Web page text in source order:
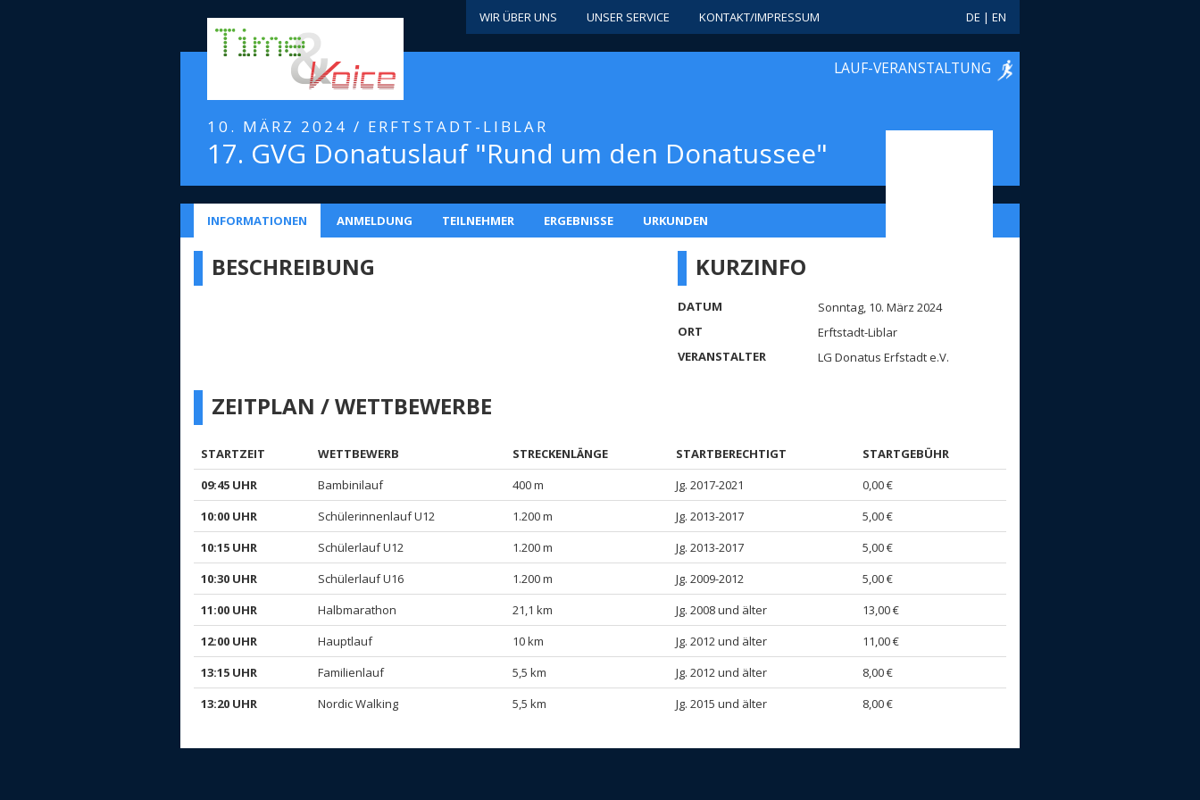
WIR ÜBER UNS UNSER SERVICE KONTAKT/IMPRESSUM DE | EN
LAUF-VERANSTALTUNG
10. MÄRZ 2024 / ERFTSTADT-LIBLAR
17. GVG Donatuslauf "Rund um den Donatussee"
INFORMATIONEN ANMELDUNG TEILNEHMER ERGEBNISSE URKUNDEN
BESCHREIBUNG KURZINFO
DATUM
Sonntag, 10. März 2024
ORT
Erftstadt-Liblar
VERANSTALTER
LG Donatus Erfstadt e.V.
ZEITPLAN / WETTBEWERBE
STARTZEIT WETTBEWERB STRECKENLÄNGE STARTBERECHTIGT
STARTGEBÜHR
09:45 UHR
Bambinilauf 400 m Jg. 2017-2021
0,00 €
10:00 UHR
Schülerinnenlauf U12 1.200 m Jg. 2013-2017
5,00 €
10:15 UHR
Schülerlauf U12 1.200 m Jg. 2013-2017
5,00 €
10:30 UHR
Schülerlauf U16 1.200 m Jg. 2009-2012
5,00 €
11:00 UHR
Halbmarathon 21,1 km Jg. 2008 und älter
13,00 €
12:00 UHR
Hauptlauf 10 km Jg. 2012 und älter
11,00 €
13:15 UHR
Familienlauf 5,5 km Jg. 2012 und älter
8,00 €
13:20 UHR
Nordic Walking 5,5 km Jg. 2015 und älter 8,00 €